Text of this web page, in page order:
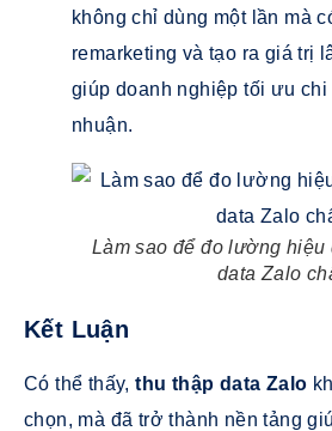
không chỉ dùng một lần mà
remarketing và tạo ra giá trị
giúp doanh nghiệp tối ưu
nhuận.
Làm sao để đo lường
data Zalo
Kết Luận
Có thể thấy, thu thập data Zalo
chọn, mà đã trở thành nền tảng